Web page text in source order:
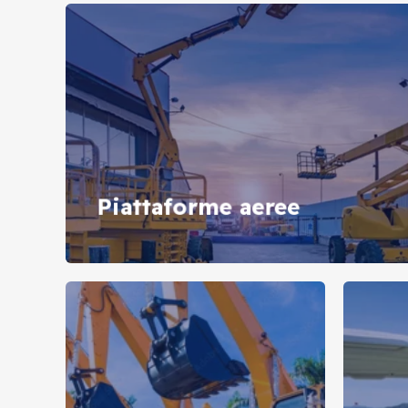
Piattaforme aeree